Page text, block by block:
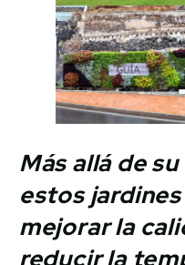
Más allá de
estos
mejorar la
reducir la